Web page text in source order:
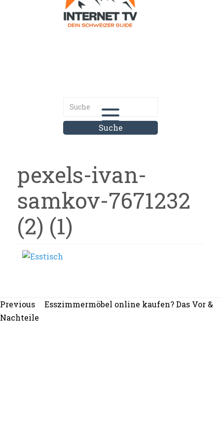
pexels-ivan-
samkov-7671232
(2) (1)
Beitragsnavigation
Previous
Previous
Esszimmermöbel online kaufen? Das Vor &
Nachteile